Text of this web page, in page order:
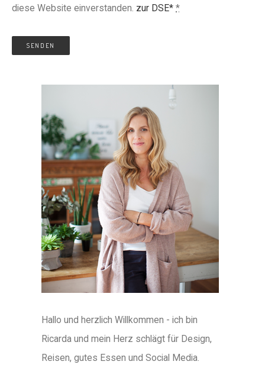
diese Website einverstanden. zur DSE* *
Hallo und herzlich Willkommen - ich bin
Ricarda und mein Herz schlägt für Design,
Reisen, gutes Essen und Social Media.